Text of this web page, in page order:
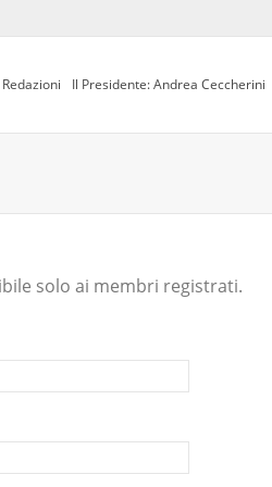
Redazioni Il Presidente: Andrea Ceccherini
solo ai membri registrati.